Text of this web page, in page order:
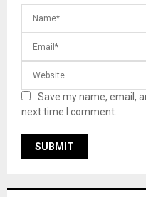
Save my name, email,
next time I comment.